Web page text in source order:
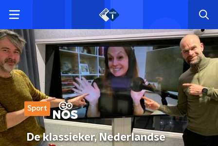
Sport
De klassieker, Nederlandse